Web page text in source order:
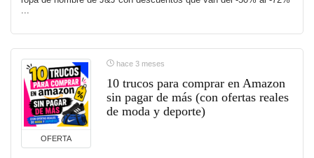
...
OFERTA
hace 3 meses
10 trucos para comprar en Amazon
sin pagar de más (con ofertas reales
de moda y deporte)